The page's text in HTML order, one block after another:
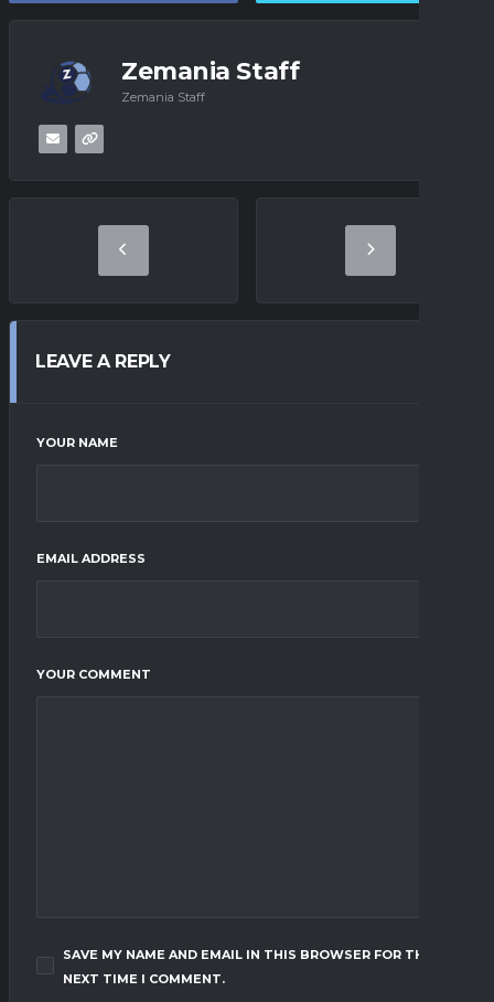
Zemania Staff
Zemania Staff
LEAVE A REPLY
YOUR NAME
EMAIL ADDRESS
YOUR COMMENT
SAVE MY NAME AND EMAIL IN THIS BROWSER FOR THE
NEXT TIME I COMMENT.